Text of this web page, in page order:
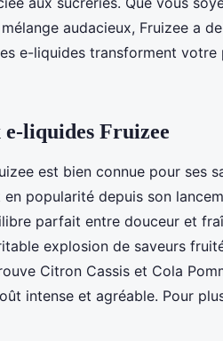
audacieux, Fruizee a
e-liquides transforment
liquides Fruizee
est bien connue pour ses
popularité depuis son
parfait entre douceur et
explosion de saveurs
Citron Cassis et Cola
intense et agréable. Pour